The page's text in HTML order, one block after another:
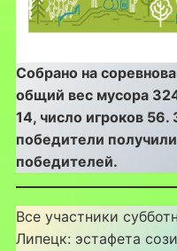
Собрано на
общий вес мусора
14, число игроков
победители
победителей.
Все участники
Липецк: эстафета